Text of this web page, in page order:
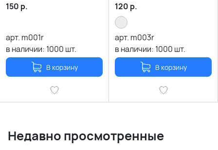
150 р.
арт. m001r
в наличии: 1000 шт.
В корзину
120 р.
арт. m003r
в наличии: 1000 шт.
В корзину
Недавно просмотренные